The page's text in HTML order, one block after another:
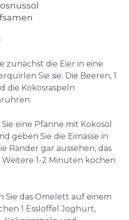
zunächst die Eier in eine
Sie sie. Die Beeren, 1
die Kokosraspeln
eine Pfanne mit Kokosöl
geben Sie die Eimasse in
Ränder gar aussehen, das
1-2 Minuten kochen
Sie das Omelett auf einem
1 Esslöffel Joghurt,